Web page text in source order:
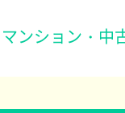
ンション・中